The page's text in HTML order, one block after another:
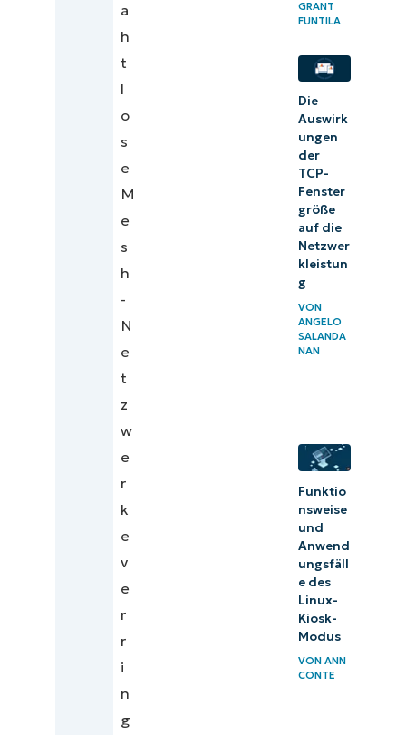
Netzwerke
Die Mesh-
Topologie
bewusst
gestalten
NinjaOne-
Dienste, die
drahtlosen
Mesh-
Netzwerken
unterstützen
Bereitstellung
drahtlosen
Mesh-
Netzwerken
vereinfachen
a
h
t
l
o
s
e
M
e
s
h
-
N
e
t
z
w
e
r
k
e
v
e
r
r
i
n
g
GRANT
FUNTILA
Die
Auswirk
ungen
der
TCP-
Fenster
größe
auf die
Netzwer
kleistun
g
VON
ANGELO
SALANDA
NAN
Funktio
nsweise
und
Anwend
ungsfäll
e des
Linux-
Kiosk-
Modus
VON ANN
CONTE